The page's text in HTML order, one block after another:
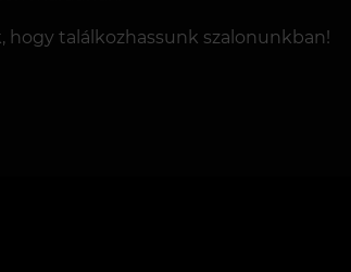
hogy találkozhassunk szalonunkban!